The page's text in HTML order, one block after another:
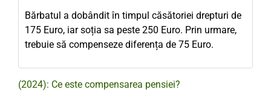
Bărbatul a dobândit în timpul căsătoriei drepturi de
175 Euro, iar soția sa peste 250 Euro. Prin urmare,
trebuie să compenseze diferența de 75 Euro.
(2024): Ce este compensarea pensiei?